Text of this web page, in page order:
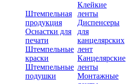
Штемпельная
продукция
Оснастки для
печати
Штемпельные
краски
Штемпельные
подушки
Клейкие
ленты
Диспенсеры
для
канцелярских
лент
Канцелярские
ленты
Монтажные